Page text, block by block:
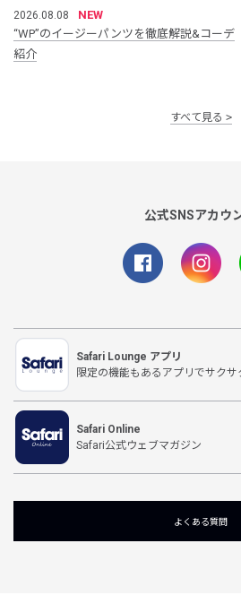
2026.08.08
NEW
“WP”のイージーパンツを徹底解説&コーデ
紹介
すべて見る
公式SNSアカウ
Safari Lounge アプリ
限定の機能もあるアプリでサクサ
Safari Online
Safari公式ウェブマガジン
よくある質問